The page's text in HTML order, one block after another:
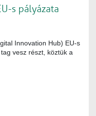
s pályázata
Innovation Hub) EU-s
vesz részt, köztük a